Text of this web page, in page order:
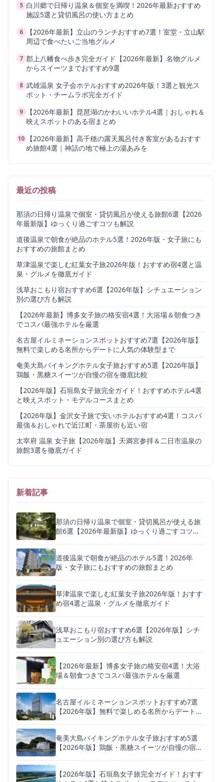
5 白川郷で日帰り温泉＆個室を満喫！2026年最新おすすめ
施設5選と貸切風呂の使い方まとめ
6
【2026年最新】立山のランチおすすめ7選！室堂・立山駅
周辺で食べたいご当地グルメ
7 郡上八幡食べ歩き完全ガイド【2026年最新】名物グルメ
からスイーツまでおすすめ9選
8 武雄温泉 女子会ホテルおすすめ2026年版！3選と観光ス
ポット・チームラボ完全ガイド
9
【2026年最新】琵琶湖のかわいいホテル4選｜おしゃれ＆
映えスポットのある宿まとめ
10
【2026年最新】高千穂の露天風呂付き客室があるおすす
め旅館4選｜神話の地で極上の湯あみを
最近の投稿
那須の日帰り温泉で個室・貸切風呂が使える旅館6選【2026
年最新版】ゆっくり過ごすコツも解説
道後温泉で朝食が絶品のホテル5選！2026年版・女子旅にも
おすすめの旅館まとめ
草津温泉で楽しむ紅葉女子旅2026年版！おすすめ宿4選と温
泉・グルメを徹底ガイド
浅草おこもり宿おすすめ6選【2026年版】シチュエーション
別の選び方も解説
【2026年最新】博多女子旅の格安宿4選！大浴場＆朝食つき
でコスパ最強ホテルを厳選
名古屋イルミネーションスポットおすすめ7選【2026年版】
無料で楽しめる名所からデートに人気の体験型まで
奄美大島バイキングホテル女子旅おすすめ5選【2026年版】
鶏飯・黒糖スイーツが自慢の宿を徹底比較
【2026年版】石垣島女子旅完全ガイド！おすすめホテル4選
と映えスポット・モデルコースまとめ
【2026年版】金沢女子旅で安いホテルおすすめ4選！コスパ
最強＆おしゃれで近江町・茶屋街も近い宿
太宰府 温泉 女子旅【2026年版】天満宮参拝＆二日市温泉の
旅館3選を徹底ガイド
新着記事
那須の日帰り温泉で個室・貸切風呂が使える旅
館6選【2026年最新版】ゆっくり過ごすコツも
道後温泉で朝食が絶品のホテル5選！2026年
版・女子旅にもおすすめの旅館まとめ
草津温泉で楽しむ紅葉女子旅2026年版！おすす
め宿4選と温泉・グルメを徹底ガイド
浅草おこもり宿おすすめ6選【2026年版】シチ
ュエーション別の選び方も解説
【2026年最新】博多女子旅の格安宿4選！大浴
場＆朝食つきでコスパ最強ホテルを厳選
名古屋イルミネーションスポットおすすめ7選
【2026年版】無料で楽しめる名所からデートに
奄美大島バイキングホテル女子旅おすすめ5選
【2026年版】鶏飯・黒糖スイーツが自慢の宿を
【2026年版】石垣島女子旅完全ガイド！おすす